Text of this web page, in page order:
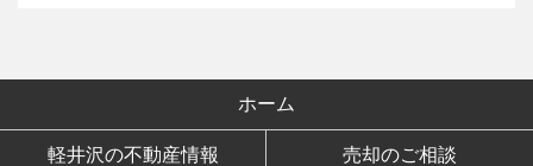
ホーム
軽井沢の不動産情報 売却のご相談